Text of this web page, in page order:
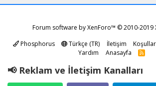
Forum software by XenForo™ © 2010-2019
Phosphorus
Türkçe (TR) İletişim Koşullar
Yardım
Anasayfa
R
S
📢 Reklam ve İletişim Kanalları